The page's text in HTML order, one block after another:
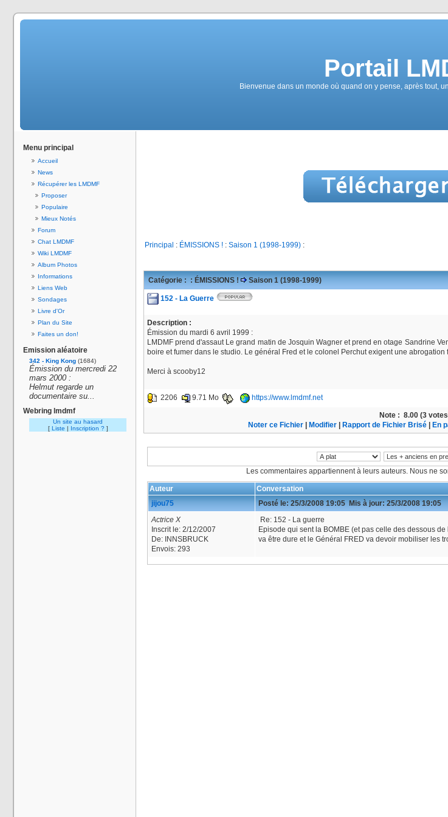
Portail
Bienvenue dans un monde où quand on y pense, après tout,
Menu principal
Accueil
News
Récupérer les LMDMF
Proposer
Populaire
Mieux Notés
Forum
Chat LMDMF
Wiki LMDMF
Album Photos
Informations
Liens Web
Sondages
Livre d'Or
Plan du Site
Faites un don!
Emission aléatoire
342 - King Kong (1684)
Émission du mercredi 22
mars 2000 :
Helmut regarde un
documentaire su...
Webring lmdmf
Un site au hasard
[ Liste | Inscription ? ]
Principal : ÉMISSIONS ! : Saison 1 (1998-1999) :
Catégorie : : ÉMISSIONS ! Saison 1 (1998-1999)
152 - La Guerre
Description :
Émission du mardi 6 avril 1999 :
LMDMF prend d'assaut Le grand matin de Josquin Wagner et prend en otage Sandrine
boire et fumer dans le studio. Le général Fred et le colonel Perchut exigent une
Merci à scooby12
2206 9.71 Mo https://www.lmdmf.net
Note : 8.00 (3
Noter ce Fichier
Modifier Rapport de Fichier Brisé En
Les commentaires appartiennent à leurs auteurs. Nous ne
Auteur
Conversation
jijou75
Posté le: 25/3/2008 19:05 Mis à jour: 25/3/2008 19:05
Actrice X
Inscrit le: 2/12/2007
De: INNSBRUCK
Envois: 293
Re: 152 - La guerre
Episode qui sent la BOMBE (et pas celle des dessous
va être dure et le Général FRED va devoir mobiliser les